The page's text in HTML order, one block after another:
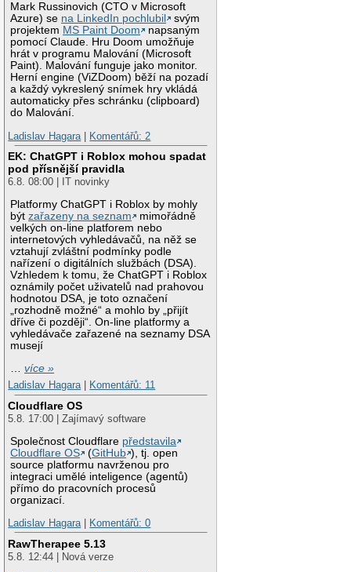
Mark Russinovich (CTO v Microsoft
Azure) se na LinkedIn pochlubil
svým
projektem MS Paint Doom
napsaným
pomocí Claude. Hru Doom umožňuje
hrát v programu Malování (Microsoft
Paint). Malování funguje jako monitor.
Herní engine (ViZDoom) běží na pozadí
a každý vykreslený snímek hry vkládá
automaticky přes schránku (clipboard)
do Malování.
Ladislav Hagara
Komentářů: 2
EK: ChatGPT i Roblox mohou spadat
pod přísnější pravidla
6.8. 08:00 | IT novinky
Platformy ChatGPT i Roblox by mohly
býtzařazeny na seznam
mimořádně
velkých on-line platforem nebo
internetových vyhledávačů, na něž se
vztahují zvláštní podmínky podle
nařízení o digitálních službách (DSA).
Vzhledem k tomu, že ChatGPT i Roblox
oznámily počet uživatelů nad prahovou
hodnotou DSA, je toto označení
„rozhodně možné“ a mohlo by „přijít
dříve či později“. On-line platformy a
vyhledávače zařazené na seznamy DSA
musejí
…více »
Ladislav Hagara| Komentářů: 11
Cloudflare OS
5.8. 17:00 | Zajímavý software
Společnost Cloudflare představila
Cloudflare OS
(GitHub ), tj. open
source platformu navrženou pro
integraci umělé inteligence (agentů)
přímo do pracovních procesů
organizací.
Ladislav Hagara| Komentářů: 0
RawTherapee 5.13
5.8. 12:44 | Nová verze